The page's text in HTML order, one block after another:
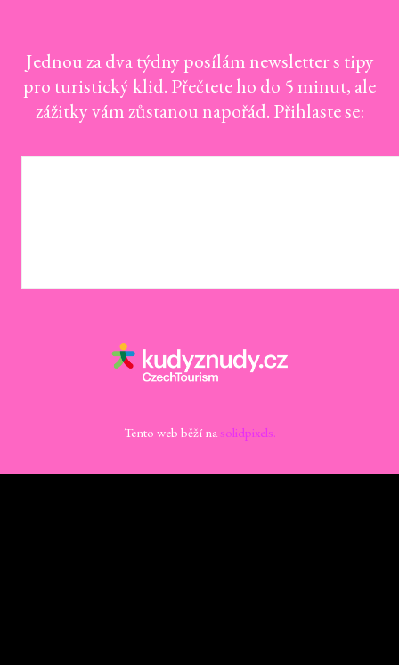
Jednou za dva týdny posílám newsletter s tipy
pro turistický klid. Přečtete ho do 5 minut, ale
zážitky vám zůstanou napořád. Přihlaste se:
Tento web běží nasolidpixels.